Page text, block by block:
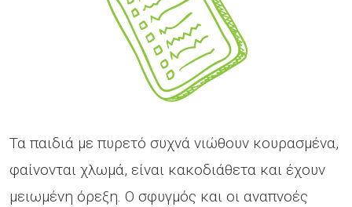
Τα παιδιά με πυρετό συχνά νιώθουν κουρασμένα,
φαίνονται χλωμά, είναι κακοδιάθετα και έχουν
μειωμένη όρεξη. Ο σφυγμός και οι αναπνοές